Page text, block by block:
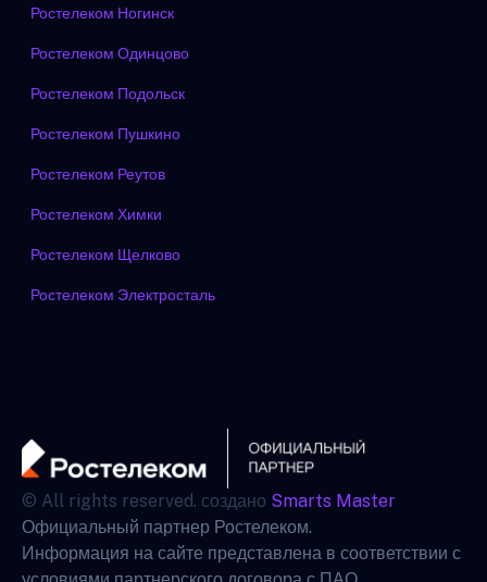
Ростелеком Ногинск
Ростелеком Одинцово
Ростелеком Подольск
Ростелеком Пушкино
Ростелеком Реутов
Ростелеком Химки
Ростелеком Щелково
Ростелеком Электросталь
© All rights reserved. создано Smarts Master
Официальный партнер Ростелеком.
Информация на сайте представлена в соответствии с